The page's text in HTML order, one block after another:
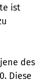
ist
des
Diese